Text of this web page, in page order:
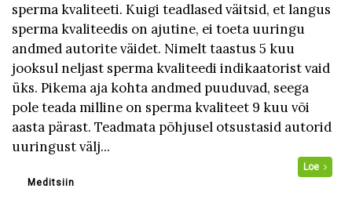
sperma kvaliteeti. Kuigi teadlased väitsid, et langus
sperma kvaliteedis on ajutine, ei toeta uuringu
andmed autorite väidet. Nimelt taastus 5 kuu
jooksul neljast sperma kvaliteedi indikaatorist vaid
üks. Pikema aja kohta andmed puuduvad, seega
pole teada milline on sperma kvaliteet 9 kuu või
aasta pärast. Teadmata põhjusel otsustasid autorid
uuringust välj...
Loe
Meditsiin